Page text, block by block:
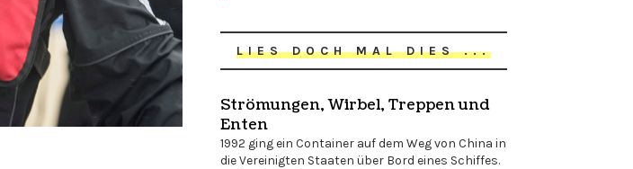
LIES DOCH MAL DIES ...
Strömungen, Wirbel, Treppen und
Enten
1992 ging ein Container auf dem Weg von China in
die Vereinigten Staaten über Bord eines Schiffes.